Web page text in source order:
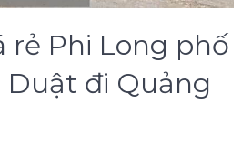
rẻ Phi Long phố
Duật đi Quảng